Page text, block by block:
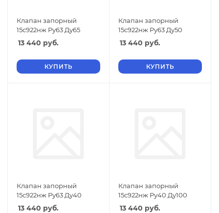
Клапан запорный
15с922нж Ру63 Ду65
13 440 руб.
КУПИТЬ
Клапан запорный
15с922нж Ру63 Ду50
13 440 руб.
КУПИТЬ
Клапан запорный
15с922нж Ру63 Ду40
13 440 руб.
Клапан запорный
15с922нж Ру40 Ду100
13 440 руб.